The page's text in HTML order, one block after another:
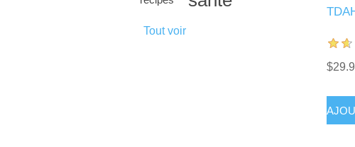
Tout voir